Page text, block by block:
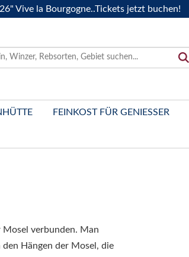
Vive la Bourgogne..Tickets jetzt buchen!
FEINKOST FÜR GENIESSER
verbunden. Man
Hängen der Mosel, die